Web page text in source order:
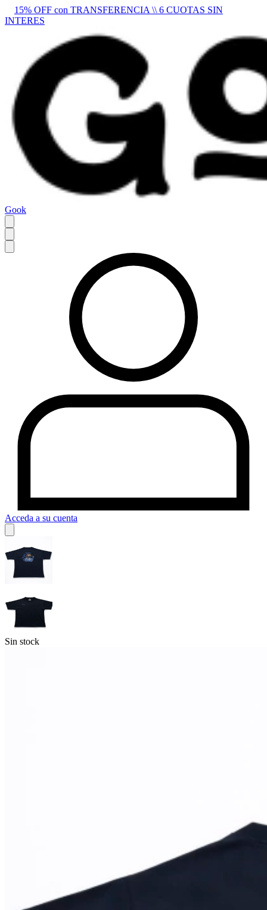
15% OFF con TRANSFERENCIA \\ 6 CUOTAS SIN
INTERES
Gook
Acceda a su cuenta
Sin stock